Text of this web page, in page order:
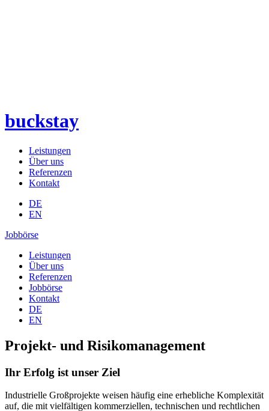
buckstay
Leistungen
Über uns
Referenzen
Kontakt
DE
EN
Jobbörse
Leistungen
Über uns
Referenzen
Jobbörse
Kontakt
DE
EN
Projekt- und Risikomanagement
Ihr Erfolg ist unser Ziel
Industrielle Großprojekte weisen häufig eine erhebliche Komplexität
auf, die mit vielfältigen kommerziellen, technischen und rechtlichen